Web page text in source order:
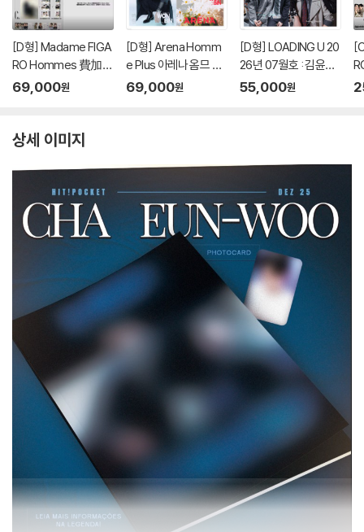
[D형] Madame FIGA
RO Hommes 費加
羅男士 마담 피가로 옴
박시우 커버 (A형 잡지
+랜덤 카드 35장+인
생 네컷 1장)
69,000원
[D형] Arena Homm
e Plus 아레나 옴므 플
러스 중국 2026년 05
+인생네컷 1장)
69,000원
[D형] LOADING U 20
26년 07월호 : 김윤식
&박시우 커버 (A형 잡
55,000원
상세 이미지